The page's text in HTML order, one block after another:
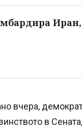
вчера,
в